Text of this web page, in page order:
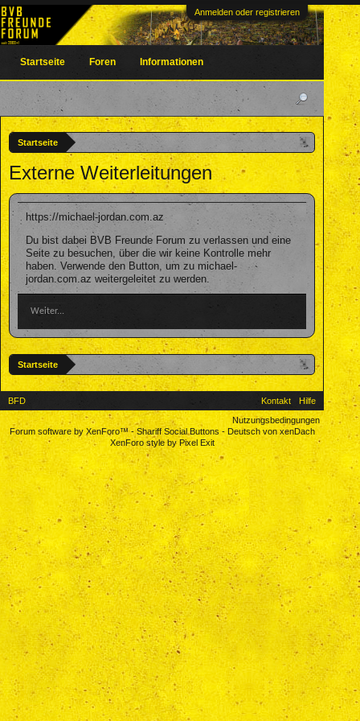
Anmelden oder registrieren
Startseite
Externe Weiterleitungen
https://michael-jordan.com.az
Du bist dabei BVB Freunde Forum zu verlassen und eine
Seite zu besuchen, über die wir keine Kontrolle mehr
haben. Verwende den Button, um zu michael-
jordan.com.az weitergeleitet zu werden.
Weiter...
Startseite
Startseite Foren Informationen
BFD Kontakt
Hilfe
Nutzungsbedingungen
Forum software by XenForo™-Shariff Social Buttons- Deutsch von xenDach
XenForo style by Pixel Exit